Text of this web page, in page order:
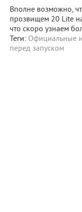
Вполне возможно,
прозвищем 20 Lite
что скоро узнаем
Теги: Официальные
перед запуском